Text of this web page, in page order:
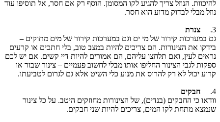
להיכוות. הנוזל צריך להגיע לקו המסומן. הוסף רק אם חסר, אל תוסיפו עוד
נוזל מבלי לבדוק מדוע הוא חסר.
3.
צנרת
גם במערכות קירור של מי ים וגם במערכות קירור של מים מתוקים –
בידקו את הצינורות. הם צריכים להיות במצב טוב, בלי חתכים או קרעים
נראים לעין, ואם תלחצו עליהם, הם אמורים להיות דיי קשים. אם יש לכם
ספקות לגבי הצינור החליפו אותו מבלי לחשוב פעמיים – צינור שבור או
קרוע יכול לא רק להרוס את מנוע כלי השיט אלא גם לגרום לטביעתו.
4.
חבקים
וודאו כי החבקים (בנדים), של הצינורות מחוזקים היטב. על כל צינור
שנמצא מתחת לקו המים, צריכים להיות שני חבקים.